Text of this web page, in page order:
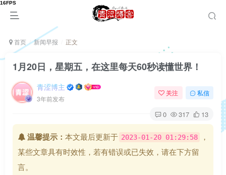
首页 新闻早报 正文
1月20日，星期五，在这里每天60秒读懂世界！
青涩博主
3年前发布
关注 私信
0 317 13
温馨提示： 本文最后更新于 2023-01-20 01:29:58
，
某些文章具有时效性，若有错误或已失效，请在下方留
言。